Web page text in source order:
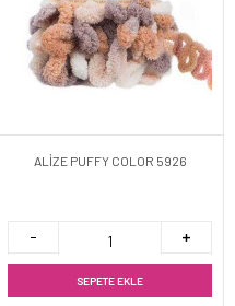
ALİZE PUFFY COLOR 5926
SEPETE EKLE